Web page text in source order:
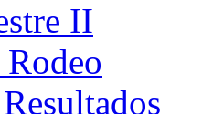
II
Resultados